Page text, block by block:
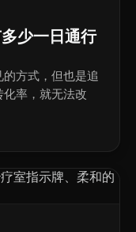
少一日通行
方式，但也是追
率，就无法改